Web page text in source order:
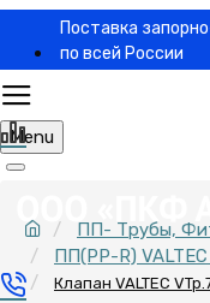
Поставка
по всей России
Menu
ПП- Трубы,
ПП(PP-R)
Клапан VALTEC